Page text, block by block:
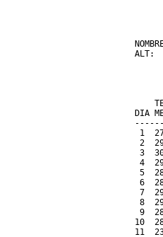
ALT:
DIA
1
2
3
4
5
6
7
8
9
10
11